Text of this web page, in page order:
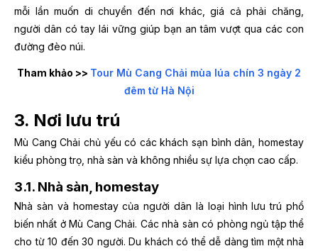
mỗi lần muốn di chuyển đến nơi khác, giá cả phải chăng,
người dân có tay lái vững giúp bạn an tâm vượt qua các con
đường đèo núi.
Tham khảo >> Tour Mù Cang Chải mùa lúa chín 3 ngày 2
đêm từ Hà Nội
3. Nơi lưu trú
Mù Cang Chải chủ yếu có các khách sạn bình dân, homestay
kiểu phòng trọ, nhà sàn và không nhiều sự lựa chọn cao cấp.
3.1. Nhà sàn, homestay
Nhà sàn và homestay của người dân là loại hình lưu trú phổ
biến nhất ở Mù Cang Chải. Các nhà sàn có phòng ngủ tập thể
cho từ 10 đến 30 người. Du khách có thể dễ dàng tìm một nhà